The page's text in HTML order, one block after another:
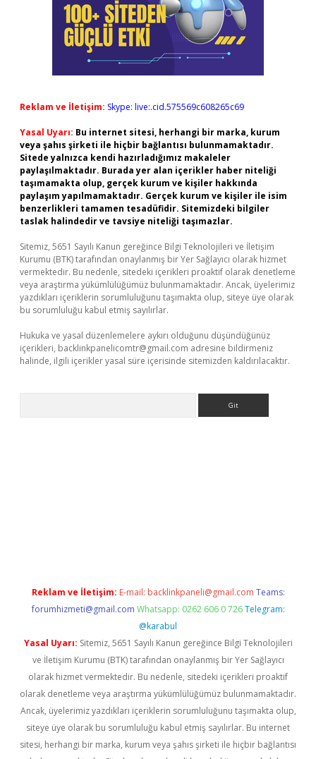
Reklam ve İletişim: Skype: live:.cid.575569c608265c69
Yasal Uyarı: Bu internet sitesi, herhangi bir marka, kurum
veya şahıs şirketi ile hiçbir bağlantısı bulunmamaktadır.
Sitede yalnızca kendi hazırladığımız makaleler
paylaşılmaktadır. Burada yer alan içerikler haber niteliği
taşımamakta olup, gerçek kurum ve kişiler hakkında
paylaşım yapılmamaktadır. Gerçek kurum ve kişiler ile isim
benzerlikleri tamamen tesadüfidir. Sitemizdeki bilgiler
taslak halindedir ve tavsiye niteliği taşımazlar.
Sitemiz, 5651 Sayılı Kanun gereğince Bilgi Teknolojileri ve İletişim
Kurumu (BTK) tarafından onaylanmış bir Yer Sağlayıcı olarak hizmet
vermektedir. Bu nedenle, sitedeki içerikleri proaktif olarak denetleme
veya araştırma yükümlülüğümüz bulunmamaktadır. Ancak, üyelerimiz
yazdıkları içeriklerin sorumluluğunu taşımakta olup, siteye üye olarak
bu sorumluluğu kabul etmiş sayılırlar.
Hukuka ve yasal düzenlemelere aykırı olduğunu düşündüğünüz
içerikleri, backlinkpanelicomtr@gmail.com adresine bildirmeniz
halinde, ilgili içerikler yasal süre içerisinde sitemizden kaldırılacaktır.
Reklam ve İletişim: E-mail: backlinkpaneli@gmail.com Teams:
forumhizmeti@gmail.com Whatsapp: 0262 606 0 726 Telegram:
@karabul
Yasal Uyarı: Sitemiz, 5651 Sayılı Kanun gereğince Bilgi Teknolojileri
ve İletişim Kurumu (BTK) tarafından onaylanmış bir Yer Sağlayıcı
olarak hizmet vermektedir. Bu nedenle, sitedeki içerikleri proaktif
olarak denetleme veya araştırma yükümlülüğümüz bulunmamaktadır.
Ancak, üyelerimiz yazdıkları içeriklerin sorumluluğunu taşımakta olup,
siteye üye olarak bu sorumluluğu kabul etmiş sayılırlar. Bu internet
sitesi, herhangi bir marka, kurum veya şahıs şirketi ile hiçbir bağlantısı